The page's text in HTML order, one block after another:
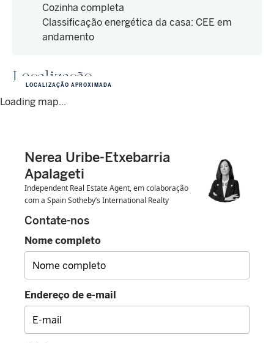
Cozinha completa
Classificação energética da casa: CEE em
andamento
Localização
Loading map...
LOCALIZAÇÃO APROXIMADA
Nerea Uribe-Etxebarria
Apalageti
Independent Real Estate Agent, em colaboração
com a Spain Sotheby’s International Realty
Contate-nos
Nome completo
Endereço de e-mail